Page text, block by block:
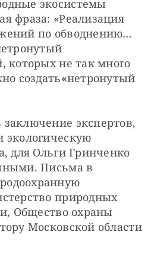
экосистемы
фраза: «Реализация
по обводнению…
которых не так много
создать«нетронутый
экспертов,
экологическую
для Ольги Гринченко
Письма в
природных
Общество охраны
Московской области